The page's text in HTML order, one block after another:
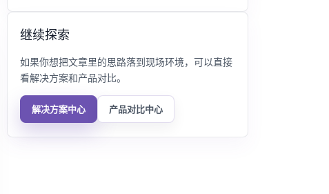
继续探索
如果你想把文章里的思路落到现场环境，可以直接
看解决方案和产品对比。
解决方案中心 产品对比中心